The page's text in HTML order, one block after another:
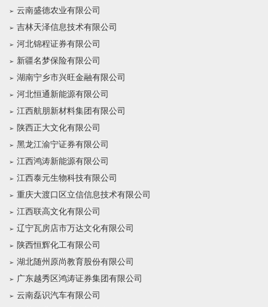
云南盛德农业有限公司
吉林天泽信息技术有限公司
河北锦程证券有限公司
新疆名梦保险有限公司
湖南宁乡市兴旺金融有限公司
河北恒通新能源有限公司
江西航朋新材料集团有限公司
陕西正大文化有限公司
黑龙江渝宁证券有限公司
江西鸿涛新能源有限公司
江西泰元生物科技有限公司
重庆大渡口区立信信息技术有限公司
江西联高文化有限公司
辽宁瓦房店市万达文化有限公司
陕西恒辉化工有限公司
湖北随州原尚教育股份有限公司
广东越秀区鸿涛证券集团有限公司
云南磊识汽车有限公司